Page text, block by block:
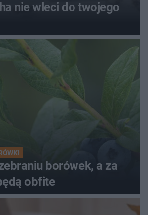
nie wleci do twojego
borówek, a za
obfite